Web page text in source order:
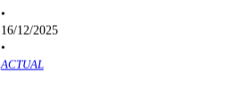
•
16/12/2025
•
ACTUAL